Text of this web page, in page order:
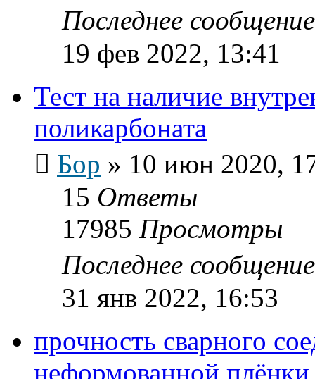
Последнее
19 фев 2022, 13:41
Тест на наличие
поликарбоната
Бор » 10 июн 2020,
15 Ответы
17985 Просмотры
Последнее
31 янв 2022, 16:53
прочность сварного
неформованной плёнки